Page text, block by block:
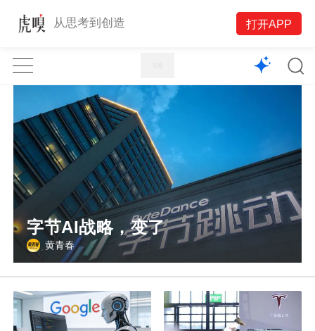
APP
主页 从思考到创造 打开APP
字节AI战略，变了
黄青春